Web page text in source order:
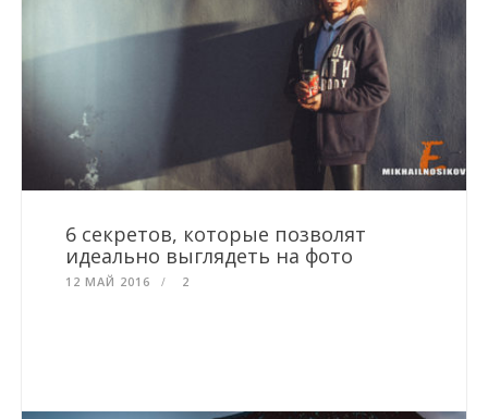
6 секретов, которые позволят
идеально выглядеть на фото
12 МАЙ 2016 2